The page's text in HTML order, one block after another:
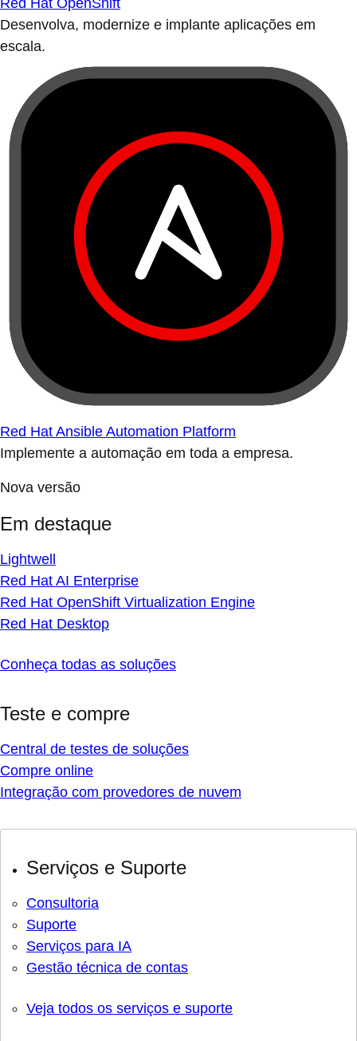
Red Hat OpenShift
Desenvolva, modernize e implante aplicações em
escala.
Red Hat Ansible Automation Platform
Implemente a automação em toda a empresa.
Nova versão
Em destaque
Lightwell
Red Hat AI Enterprise
Red Hat OpenShift Virtualization Engine
Red Hat Desktop
Conheça todas as soluções
Teste e compre
Central de testes de soluções
Compre online
Integração com provedores de nuvem
Serviços e Suporte
Consultoria
Suporte
Serviços para IA
Gestão técnica de contas
Veja todos os serviços e suporte